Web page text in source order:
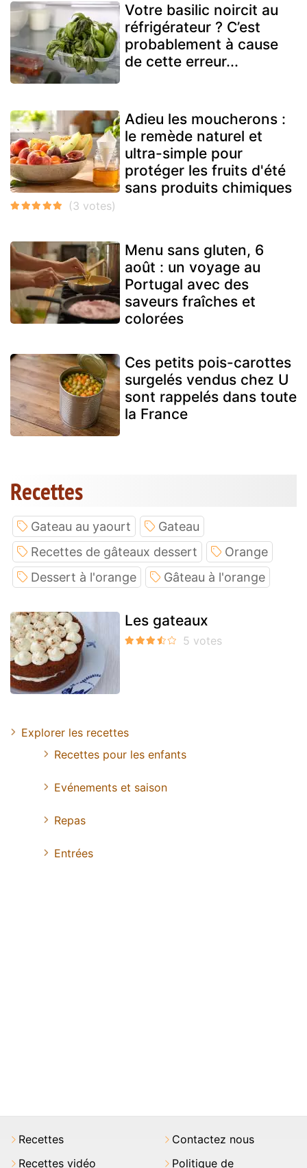
Votre basilic noircit au
réfrigérateur ? C’est
probablement à cause
de cette erreur...
Adieu les moucherons :
le remède naturel et
ultra-simple pour
protéger les fruits d'été
sans produits chimiques
Menu sans gluten, 6
août : un voyage au
Portugal avec des
saveurs fraîches et
colorées
Ces petits pois-carottes
surgelés vendus chez U
sont rappelés dans toute
la France
Recettes
Gateau au yaourt
Gateau
Recettes de gâteaux dessert
Orange
Dessert à l'orange
Gâteau à l'orange
Les gateaux
Explorer les recettes
Recettes pour les enfants
Evénements et saison
Repas
Entrées
Recettes
Recettes vidéo
Contactez nous
Politique de